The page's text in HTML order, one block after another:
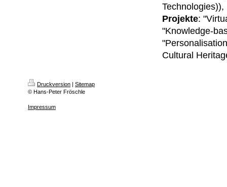
Technologies)),
Projekte:
"Knowledge-
Cultural
Druckversion | Sitemap
© Hans-Peter Fröschle
Impressum